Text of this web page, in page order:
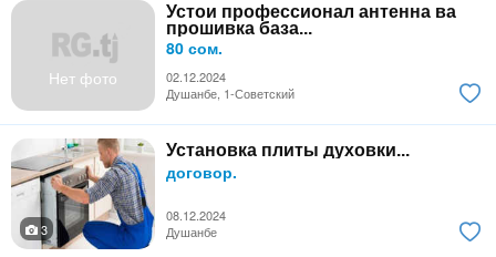
Нет фото
Устои профессионал антенна ва
прошивка база...
80 сом.
02.12.2024
Душанбе, 1-Советский
Установка плиты духовки...
договор.
08.12.2024
3
Душанбе